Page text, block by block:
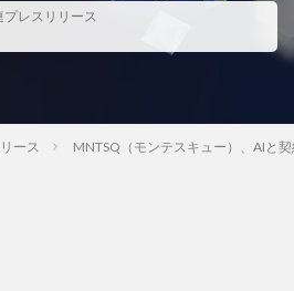
プレスリリース
ース MNTSQ（モンテスキュー）、AIと